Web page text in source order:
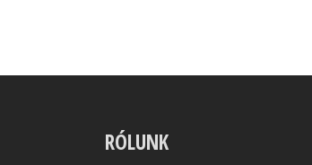
RÓLUNK